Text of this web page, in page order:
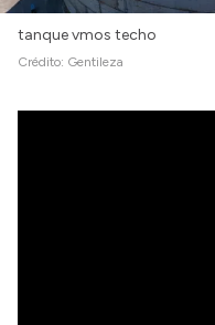
tanque vmos techo
Crédito: Gentileza